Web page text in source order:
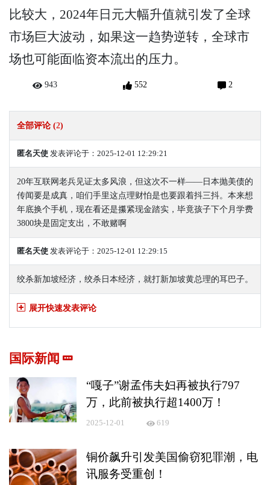
比较大，2024年日元大幅升值就引发了全球
市场巨大波动，如果这一趋势逆转，全球市
场也可能面临资本流出的压力。
943 552 2
全部评论 (2)
匿名天使 发表评论于：2025-12-01 12:29:21
20年互联网老兵见证太多风浪，但这次不一样——日本抛美债的
传闻要是成真，咱们手里这点理财怕是也要跟着抖三抖。本来想
年底换个手机，现在看还是攥紧现金踏实，毕竟孩子下个月学费
3800块是固定支出，不敢赌啊
匿名天使 发表评论于：2025-12-01 12:29:15
绞杀新加坡经济，绞杀日本经济，就打新加坡黄总理的耳巴子。
展开快速发表评论
国际新闻
“嘎子”谢孟伟夫妇再被执行797
万，此前被执行超1400万！
2025-12-01 619
铜价飙升引发美国偷窃犯罪潮，电
讯服务受重创！